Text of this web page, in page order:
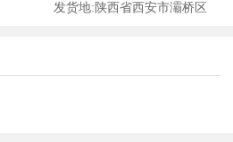
发货地:陕西省西安市灞桥区